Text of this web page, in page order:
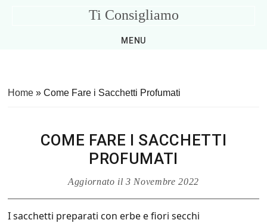
Ti Consigliamo
Casa
MENU
Home »Come Fare i Sacchetti Profumati
COME FARE I SACCHETTI
PROFUMATI
Aggiornato il3 Novembre 2022
I sacchetti preparati con erbe e fiori secchi